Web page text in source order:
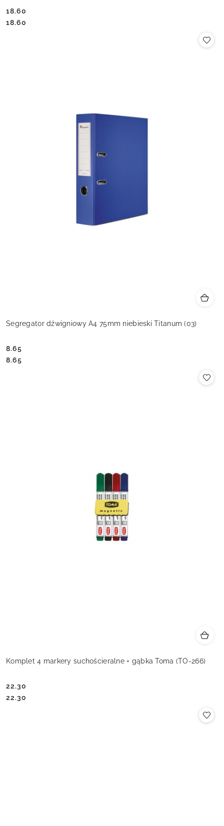
Cena:
18.60
Cena:
18.60
Segregator dźwigniowy A4 75mm niebieski Titanum (03)
Cena:
8.65
Cena:
8.65
Komplet 4 markery suchościeralne + gąbka Toma (TO-266)
Cena:
22.30
Cena:
22.30